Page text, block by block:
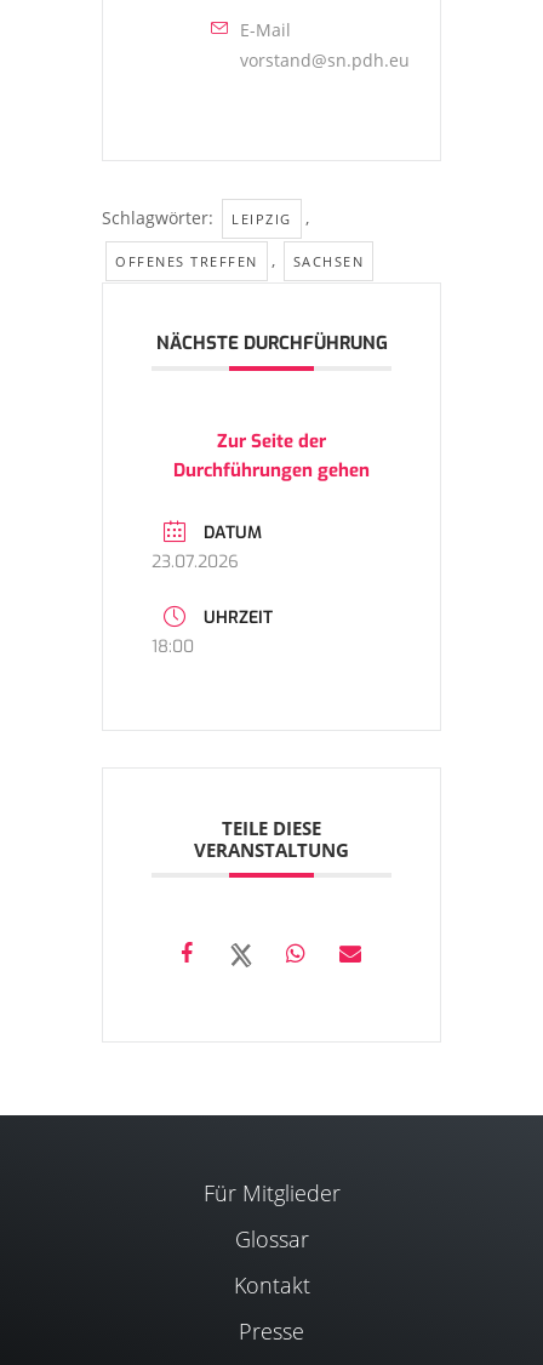
E-Mail
vorstand@sn.pdh.eu
Schlagwörter: LEIPZIG ,
OFFENES TREFFEN , SACHSEN
NÄCHSTE DURCHFÜHRUNG
Zur Seite der
Durchführungen gehen
DATUM
23.07.2026
UHRZEIT
18:00
TEILE DIESE
VERANSTALTUNG
Für Mitglieder
Glossar
Kontakt
Presse